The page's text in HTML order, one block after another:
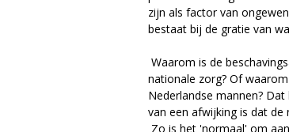
zijn als factor van
bestaat bij de gratie van
Waarom is de
nationale zorg? Of
Nederlandse mannen?
van een afwijking is dat de
Zo is het 'normaal' om